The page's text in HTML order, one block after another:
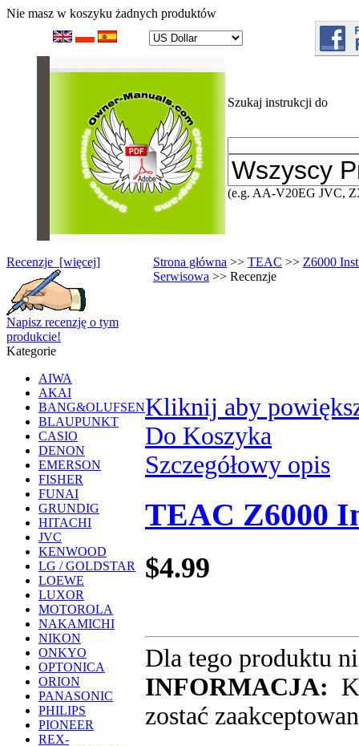
Nie masz w koszyku żadnych produktów
Szukaj instrukcji do
(e.g. AA-V20EG JVC,
Recenzje [więcej]
Napisz recenzję o tym
produkcie!
Kategorie
AIWA
AKAI
BANG&OLUFSEN
BLAUPUNKT
CASIO
DENON
EMERSON
FISHER
FUNAI
GRUNDIG
HITACHI
JVC
KENWOOD
LG / GOLDSTAR
LOEWE
LUXOR
MOTOROLA
NAKAMICHI
NIKON
ONKYO
OPTONICA
ORION
PANASONIC
PHILIPS
PIONEER
REX-
Strona główna >> TEAC >> Z6000
Serwisowa >> Recenzje
Kliknij aby
Do Koszyka
Szczegółowy opis
TEAC Z6000
$4.99
Dla tego produktu
INFORMACJA:
zostać